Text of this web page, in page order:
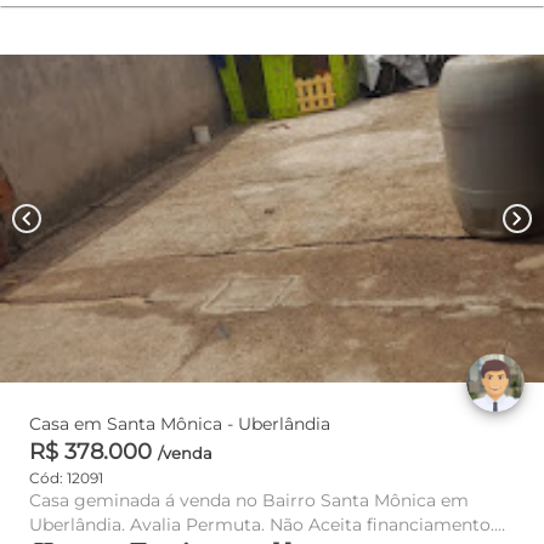
chevron_left chevron_right
Casa em Santa Mônica - Uberlândia
R$ 378.000 /venda
Cód: 12091
Casa geminada á venda no Bairro Santa Mônica em
Uberlândia. Avalia Permuta. Não Aceita financiamento.